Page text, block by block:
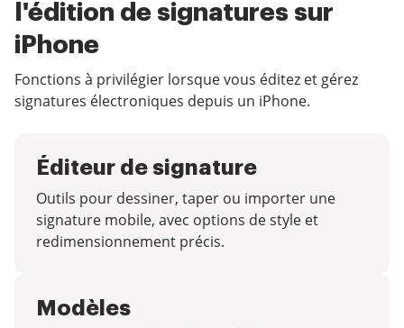
l'édition de signatures sur
iPhone
Fonctions à privilégier lorsque vous éditez et gérez
signatures électroniques depuis un iPhone.
Éditeur de signature
Outils pour dessiner, taper ou importer une
signature mobile, avec options de style et
redimensionnement précis.
Modèles